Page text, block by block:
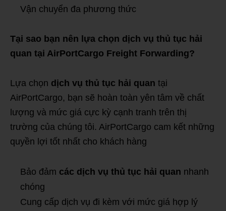
Vận chuyển đa phương thức
Tại sao bạn nên lựa chọn dịch vụ thủ tục hải
quan tại AirPortCargo Freight Forwarding?
Lựa chọn dịch vụ thủ tục hải quan tại
AirPortCargo, bạn sẽ hoàn toàn yên tâm về chất
lượng và mức giá cực kỳ cạnh tranh trên thị
trường của chúng tôi. AirPortCargo cam kết những
quyền lợi tốt nhất cho khách hàng
Bảo đảm các dịch vụ thủ tục hải quan nhanh
chóng
Cung cấp dịch vụ đi kèm với mức giá hợp lý